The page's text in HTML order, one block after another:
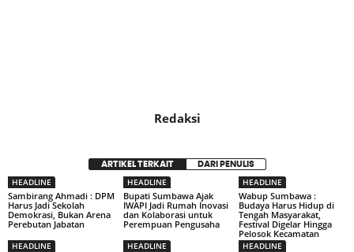
Redaksi
ARTIKEL TERKAIT DARI PENULIS
HEADLINE
Sambirang Ahmadi : DPM
Harus Jadi Sekolah
Demokrasi, Bukan Arena
Perebutan Jabatan
HEADLINE
Bupati Sumbawa Ajak
IWAPI Jadi Rumah Inovasi
dan Kolaborasi untuk
Perempuan Pengusaha
HEADLINE
Wabup Sumbawa :
Budaya Harus Hidup di
Tengah Masyarakat,
Festival Digelar Hingga
Pelosok Kecamatan
HEADLINE HEADLINE HEADLINE